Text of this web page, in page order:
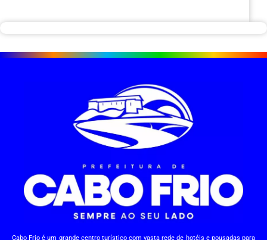
Cabo Frio é um grande centro turístico com vasta rede de hotéis e pousadas para